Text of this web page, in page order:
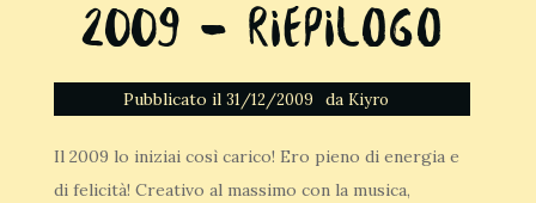
2009 – Riepilogo
Pubblicato il 31/12/2009 da Kiyro
Il 2009 lo iniziai così carico! Ero pieno di energia e
di felicità! Creativo al massimo con la musica,